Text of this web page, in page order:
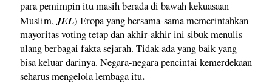
para pemimpin itu masih berada di bawah kekuasaan
Muslim,JEL) Eropa yang bersama-sama memerintahkan
mayoritas voting tetap dan akhir-akhir ini sibuk menulis
ulang berbagai fakta sejarah. Tidak ada yang baik yang
bisa keluar darinya. Negara-negara pencintai kemerdekaan
seharus mengelola lembaga itu.